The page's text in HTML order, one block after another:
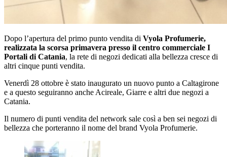
Dopo l’apertura del primo punto vendita di Vyola Profumerie,
realizzata la scorsa primavera presso il centro commerciale I
Portali di Catania, la rete di negozi dedicati alla bellezza cresce di
altri cinque punti vendita.
Venerdì 28 ottobre è stato inaugurato un nuovo punto a Caltagirone
e a questo seguiranno anche Acireale, Giarre e altri due negozi a
Catania.
Il numero di punti vendita del network sale così a ben sei negozi di
bellezza che porteranno il nome del brand Vyola Profumerie.